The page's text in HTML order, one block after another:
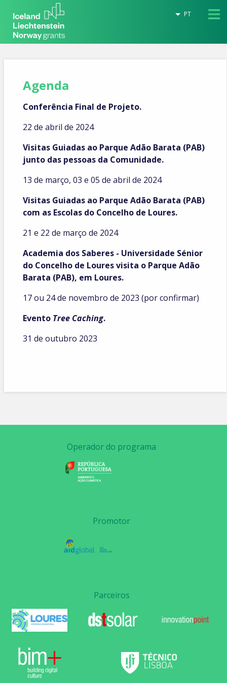
PT
Agenda
Conferência Final de Projeto.
22 de abril de 2024
Visitas Guiadas ao Parque Adão Barata (PAB)
junto das pessoas da Comunidade.
13 de março, 03 e 05 de abril de 2024
Visitas Guiadas ao Parque Adão Barata (PAB)
com as Escolas do Concelho de Loures.
21 e 22 de março de 2024
Academia dos Saberes - Universidade Sénior
do Concelho de Loures visita o Parque Adão
Barata (PAB), em Loures.
17 ou 24 de novembro de 2023 (por confirmar)
Evento Tree Caching.
31 de outubro 2023
Operador do programa
Promotor
Parceiros